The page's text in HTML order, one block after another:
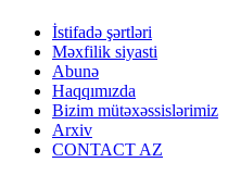
İstifadə şərtləri
Məxfilik siyasti
Abunə
Haqqımızda
Bizim mütəxəssislərimiz
Arxiv
CONTACT AZ